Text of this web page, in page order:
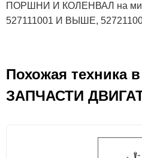
ПОРШНИ И КОЛЕНВАЛ на
527111001 И ВЫШЕ,
Похожая техника
ЗАПЧАСТИ